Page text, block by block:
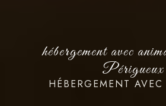
hébergement avec
Périgueux
HÉBERGEMENT